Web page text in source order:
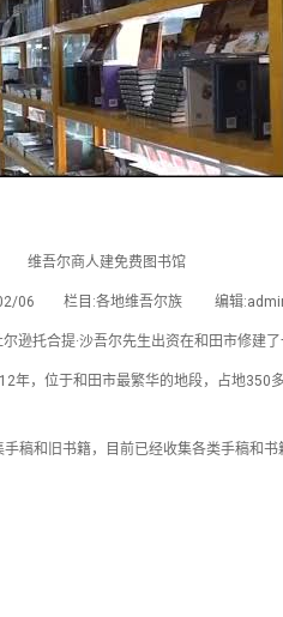
维吾尔商人建免费图书馆
02/06 栏目:各地维吾尔族 编辑
托合提·沙吾尔先生出资在和田市修建了
年，位于和田市最繁华的地段，占地
稿和旧书籍，目前已经收集各类手稿和书